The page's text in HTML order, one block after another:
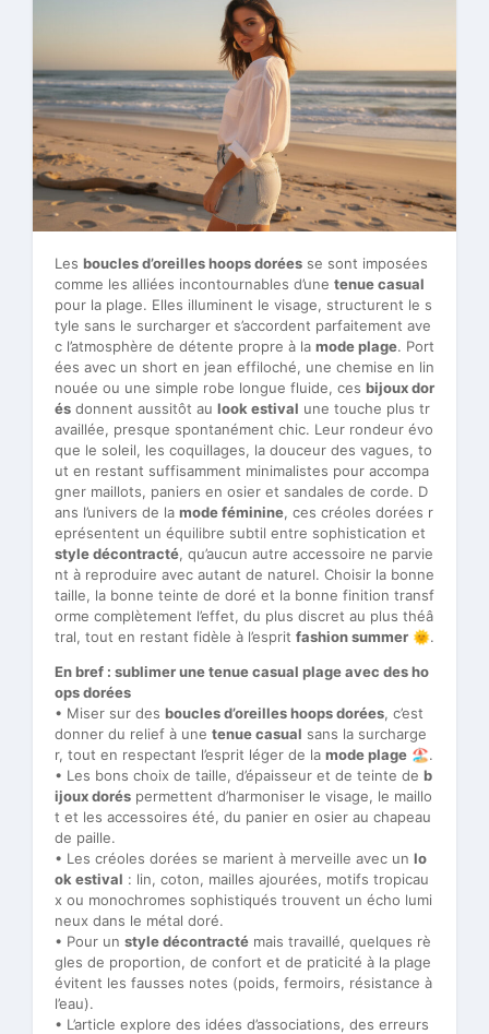
Les boucles d’oreilles hoops dorées se sont imposées
comme les alliées incontournables d’une tenue casual
pour la plage. Elles illuminent le visage, structurent le s
tyle sans le surcharger et s’accordent parfaitement ave
c l’atmosphère de détente propre à la mode plage. Port
ées avec un short en jean effiloché, une chemise en lin
nouée ou une simple robe longue fluide, ces bijoux dor
és donnent aussitôt au look estival une touche plus tr
availlée, presque spontanément chic. Leur rondeur évo
que le soleil, les coquillages, la douceur des vagues, to
ut en restant suffisamment minimalistes pour accompa
gner maillots, paniers en osier et sandales de corde. D
ans l’univers de la mode féminine, ces créoles dorées r
eprésentent un équilibre subtil entre sophistication et
style décontracté, qu’aucun autre accessoire ne parvie
nt à reproduire avec autant de naturel. Choisir la bonne
taille, la bonne teinte de doré et la bonne finition transf
orme complètement l’effet, du plus discret au plus théâ
tral, tout en restant fidèle à l’esprit fashion summer 🌞.
En bref : sublimer une tenue casual plage avec des ho
ops dorées
• Miser sur des boucles d’oreilles hoops dorées, c’est
donner du relief à une tenue casual sans la surcharge
r, tout en respectant l’esprit léger de la mode plage 🏖️.
• Les bons choix de taille, d’épaisseur et de teinte de b
ijoux dorés permettent d’harmoniser le visage, le maillo
t et les accessoires été, du panier en osier au chapeau
de paille.
• Les créoles dorées se marient à merveille avec un lo
ok estival : lin, coton, mailles ajourées, motifs tropicau
x ou monochromes sophistiqués trouvent un écho lumi
neux dans le métal doré.
• Pour un style décontracté mais travaillé, quelques rè
gles de proportion, de confort et de praticité à la plage
évitent les fausses notes (poids, fermoirs, résistance à
l’eau).
• L’article explore des idées d’associations, des erreurs